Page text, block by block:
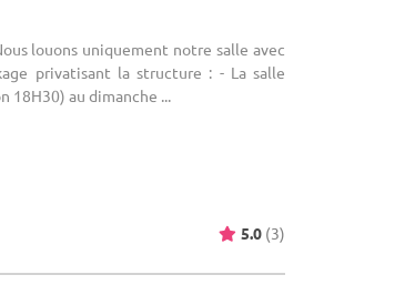
louons uniquement notre salle avec
privatisant la structure : - La salle
18H30) au dimanche ...
5.0 (3)